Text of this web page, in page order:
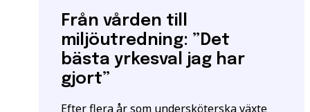
Från vården till
miljöutredning: ”Det
bästa yrkesval jag har
gjort”
Efter flera år som undersköterska växte